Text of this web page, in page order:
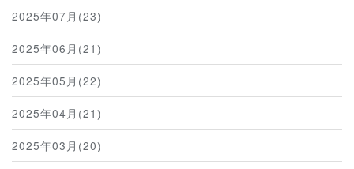
2025年07月(23)
2025年06月(21)
2025年05月(22)
2025年04月(21)
2025年03月(20)